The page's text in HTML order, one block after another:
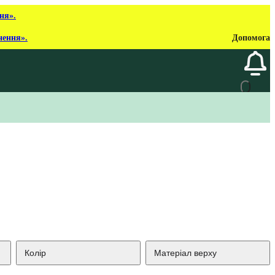
Допомога
Колір Матеріал верху